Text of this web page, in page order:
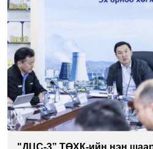
"ДЦС-3” ТӨХК-ийн нэн